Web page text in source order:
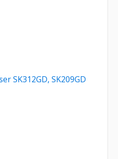
SK312GD, SK209GD